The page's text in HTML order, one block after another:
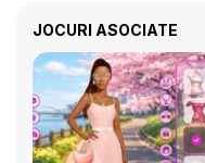
JOCURI ASOCIATE